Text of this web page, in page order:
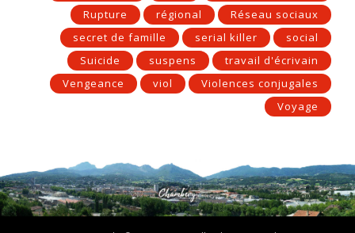
Rupture
régional
Réseau sociaux
secret de famille
serial killer
social
Suicide
suspens
travail d'écrivain
Vengeance
viol
Violences conjugales
Voyage